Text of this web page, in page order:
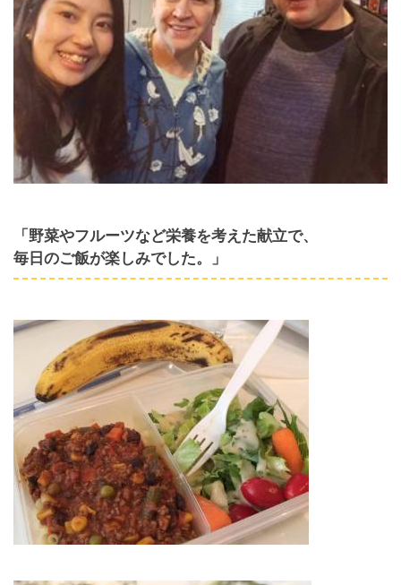
「野菜やフルーツなど栄養を考えた献立で、
毎日のご飯が楽しみでした。」